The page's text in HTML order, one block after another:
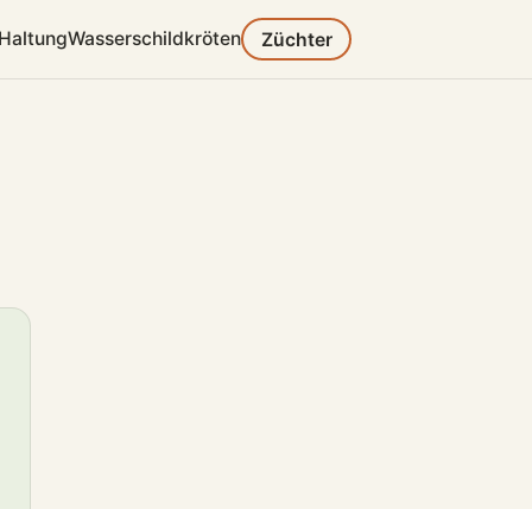
HaltungWasserschildkröten Züchter